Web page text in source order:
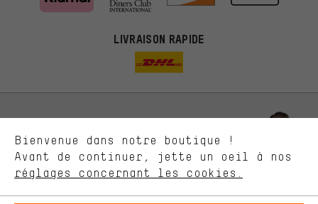
LIVRAISON RAPIDE
Laisse-toi conseiller
Rappel Programmé
Bienvenue dans notre boutique !
Avant de continuer, jette un oeil à nos
réglages concernant les cookies.
Des offres plus adaptées
pertinentes. Les cookies de marketing nous aident à identifier tes
intérêts et à te présenter des offres et des conseils sur mesure.
ça nous intéresse. Avec les cookies 'performance', tu peux nous
nous proposons grâce à ton comportement d'achat.
Plus de confort
est plus confortable. Avec les cookies de confort, nous